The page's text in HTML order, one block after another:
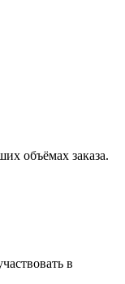
объёмах заказа.
в